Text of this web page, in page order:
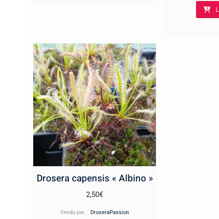
Drosera capensis « Albino »
2,50€
Vendu par : DroseraPassion